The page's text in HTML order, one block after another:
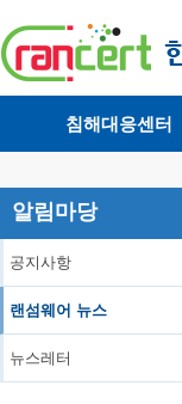
침해대응센터
· 침해피해신고
· 개인정보취급방침
알림마당
공지사항
랜섬웨어 뉴스
뉴스레터